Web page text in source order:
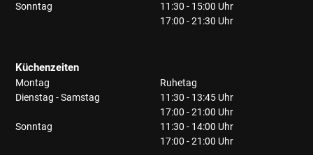
Sonntag
11:30 - 15:00 Uhr
17:00 - 21:30 Uhr
Küchenzeiten
Montag
Ruhetag
Dienstag - Samstag
11:30 - 13:45 Uhr
17:00 - 21:00 Uhr
Sonntag
11:30 - 14:00 Uhr
17:00 - 21:00 Uhr